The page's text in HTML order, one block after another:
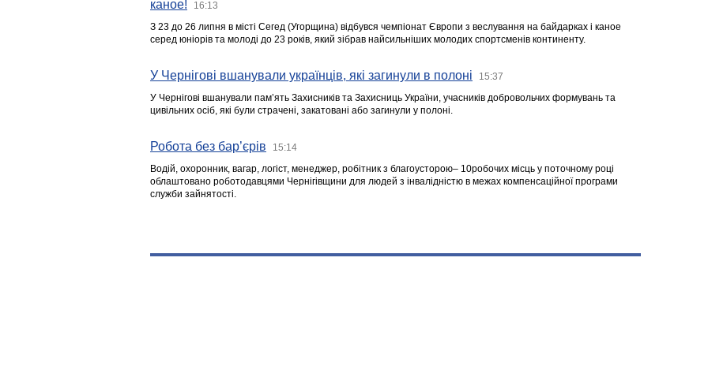
каное!
16:13
З 23 до 26 липня в місті Сегед (Угорщина) відбувся чемпіонат Європи з веслування на байдарках і каное
серед юніорів та молоді до 23 років, який зібрав найсильніших молодих спортсменів континенту.
У Чернігові вшанували українців, які загинули в полоні 15:37
У Чернігові вшанували пам’ять Захисників та Захисниць України, учасників добровольчих формувань та
цивільних осіб, які були страчені, закатовані або загинули у полоні.
Робота без бар’єрів 15:14
Водій, охоронник, вагар, логіст, менеджер, робітник з благоусторою– 10робочих місць у поточному році
облаштовано роботодавцями Чернігівщини для людей з інвалідністю в межах компенсаційної програми
служби зайнятості.